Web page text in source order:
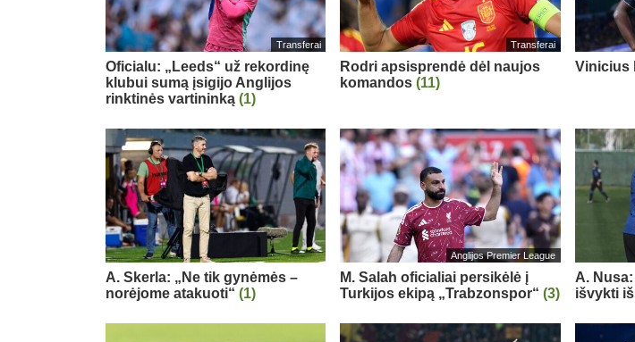
Transferai
Oficialu: „Leeds“ už rekordinę
klubui sumą įsigijo Anglijos
rinktinės vartininką (1)
Transferai
Rodri apsisprendė dėl naujos
komandos(11)
Vinicius
A. Skerla: „Ne tik gynėmės –
norėjome atakuoti“ (1)
Anglijos Premier League
M. Salah oficialiai persikėlė į
Turkijos ekipą „Trabzonspor“(3)
A.
išvykti